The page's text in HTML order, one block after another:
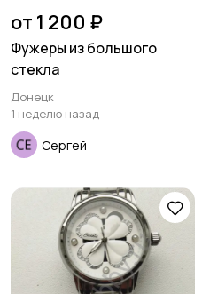
от 1 200 ₽
Фужеры из большого
стекла
Донецк
1 неделю назад
Сергей